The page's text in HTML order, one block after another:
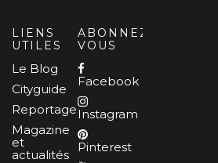
LIENS
UTILES
Le Blog
Cityguide
Reportages
Magazine
et
actualités
ABONNEZ-
VOUS
Facebook
Instagram
Pinterest